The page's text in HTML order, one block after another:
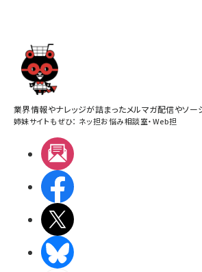
業界情報やナレッジが詰まったメルマガ配信やソーシ
姉妹サイトもぜひ： ネッ担お悩み相談室・Web担